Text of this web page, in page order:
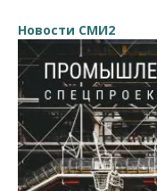
Новости СМИ2